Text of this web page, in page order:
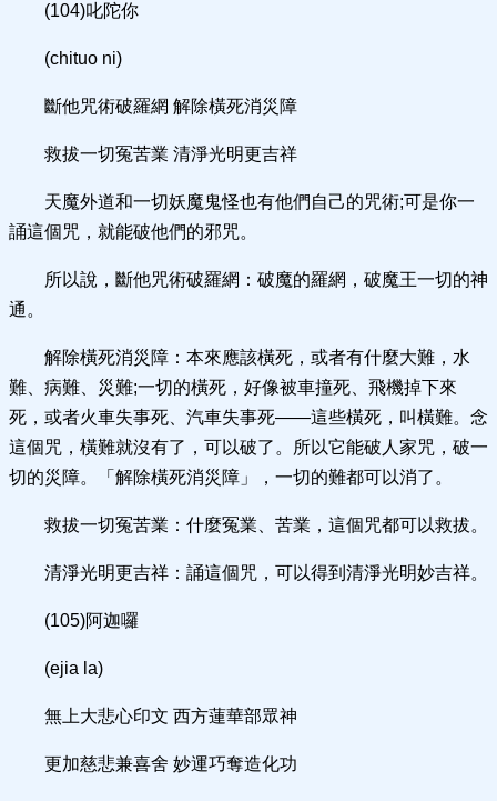
(104)叱陀你
(chituo ni)
斷他咒術破羅網 解除橫死消災障
救拔一切冤苦業 清淨光明更吉祥
天魔外道和一切妖魔鬼怪也有他們自己的咒術;可是你一
誦這個咒，就能破他們的邪咒。
所以說，斷他咒術破羅網：破魔的羅網，破魔王一切的神
通。
解除橫死消災障：本來應該橫死，或者有什麼大難，水
難、病難、災難;一切的橫死，好像被車撞死、飛機掉下來
死，或者火車失事死、汽車失事死——這些橫死，叫橫難。念
這個咒，橫難就沒有了，可以破了。所以它能破人家咒，破一
切的災障。「解除橫死消災障」，一切的難都可以消了。
救拔一切冤苦業：什麼冤業、苦業，這個咒都可以救拔。
清淨光明更吉祥：誦這個咒，可以得到清淨光明妙吉祥。
(105)阿迦囉
(ejia la)
無上大悲心印文 西方蓮華部眾神
更加慈悲兼喜舍 妙運巧奪造化功